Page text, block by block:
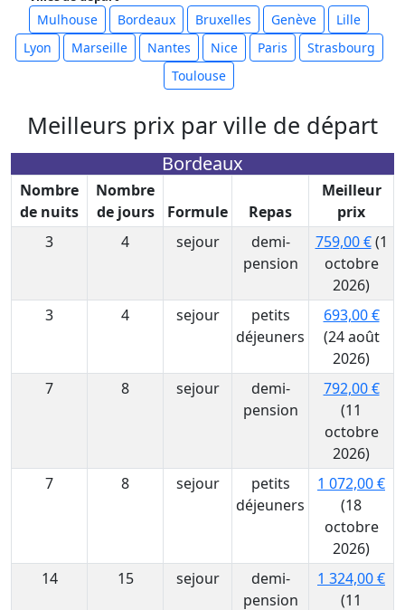
Mulhouse Bordeaux Bruxelles Genève
Lille
Lyon
Marseille Nantes Nice Paris
Strasbourg
Toulouse
Meilleurs prix par ville de départ
Bordeaux
Nombre
de nuits
Nombre
de jours
Formule Repas
Meilleur
prix
3
4 sejour
demi-
pension
759,00 €(1
octobre
2026)
3
4 sejour
petits
déjeuners
693,00 €
(24 août
2026)
7
8 sejour
demi-
pension
792,00 €
(11
octobre
2026)
7
8 sejour
petits
déjeuners
1 072,00 €
(18
octobre
2026)
14
15 sejour
demi-
pension
1 324,00 €
(11